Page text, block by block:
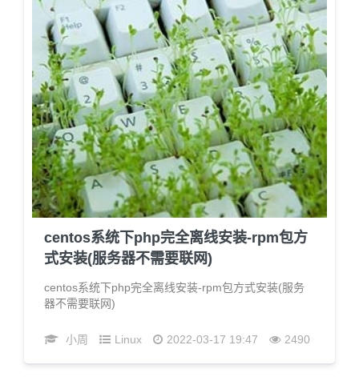
centos系统下php完全离线安装-rpm包方
式安装(服务器不需要联网)
centos系统下php完全离线安装-rpm包方式安装(服务
器不需要联网)
小周 Linux 2022-03-17 19:47 2490